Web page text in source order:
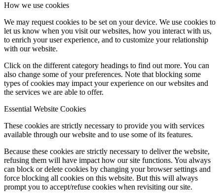
How we use cookies
We may request cookies to be set on your device. We use cookies to
let us know when you visit our websites, how you interact with us,
to enrich your user experience, and to customize your relationship
with our website.
Click on the different category headings to find out more. You can
also change some of your preferences. Note that blocking some
types of cookies may impact your experience on our websites and
the services we are able to offer.
Essential Website Cookies
These cookies are strictly necessary to provide you with services
available through our website and to use some of its features.
Because these cookies are strictly necessary to deliver the website,
refusing them will have impact how our site functions. You always
can block or delete cookies by changing your browser settings and
force blocking all cookies on this website. But this will always
prompt you to accept/refuse cookies when revisiting our site.